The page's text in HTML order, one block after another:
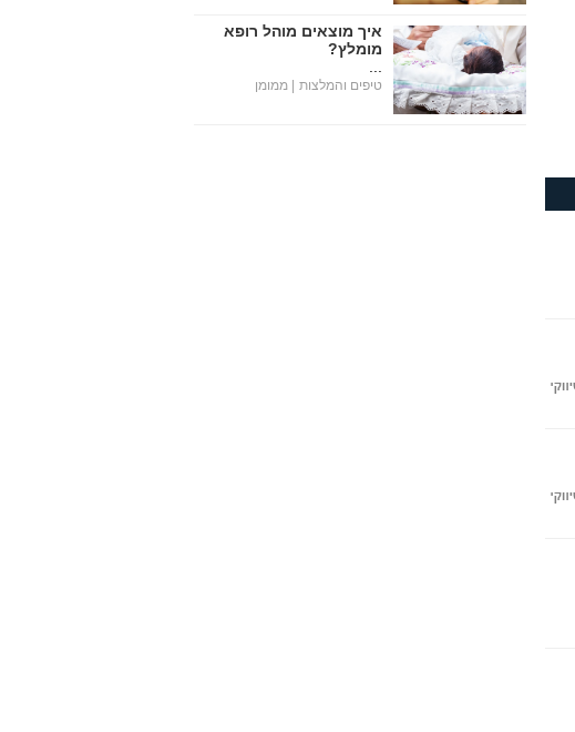
איך מוצאים מוהל רופא
מומלץ?
טיפים והמלצות | ממומן